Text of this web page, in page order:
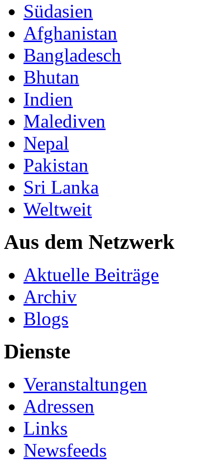
Südasien
Afghanistan
Bangladesch
Bhutan
Indien
Malediven
Nepal
Pakistan
Sri Lanka
Weltweit
Aus dem Netzwerk
Aktuelle Beiträge
Archiv
Blogs
Dienste
Veranstaltungen
Adressen
Links
Newsfeeds